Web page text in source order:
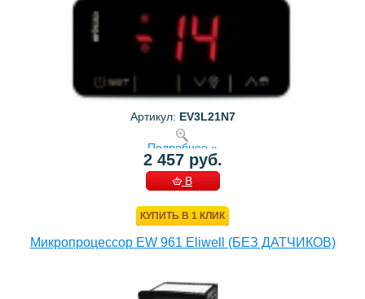
Артикул: EV3L21N7
Подробнее »
2 457 руб.
В
КУПИТЬ В 1 КЛИК
Микропроцессор EW 961 Eliwell (БЕЗ ДАТЧИКОВ)